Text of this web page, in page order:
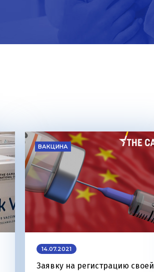
ВАКЦИНА
14.07.2021
Заявку на регистрацию своей